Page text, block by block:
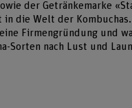
der Getränkemarke
die Welt der
Firmengründung und
Sorten nach Lust und